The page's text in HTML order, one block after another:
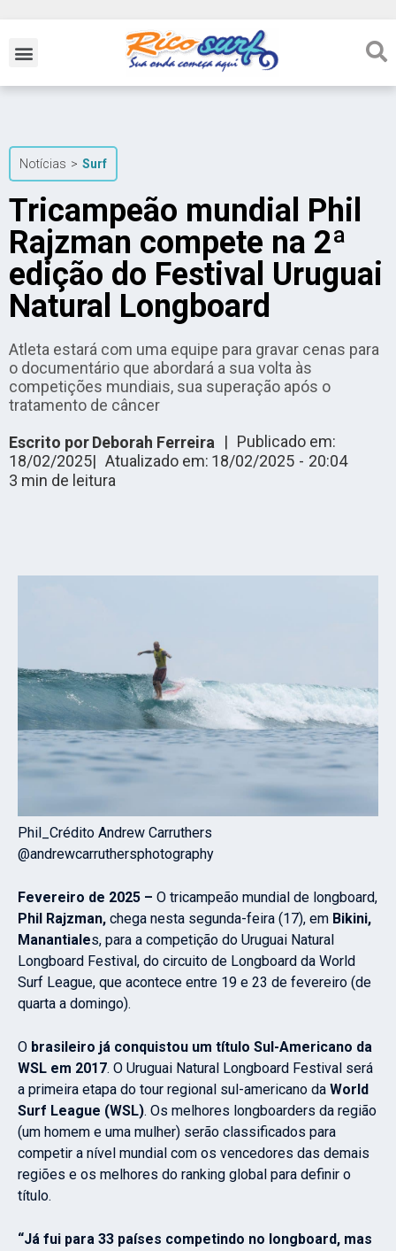
Notícias > Surf
Tricampeão mundial Phil
Rajzman compete na 2ª
edição do Festival Uruguai
Natural Longboard
Atleta estará com uma equipe para gravar cenas para
o documentário que abordará a sua volta às
competições mundiais, sua superação após o
tratamento de câncer
Escrito porDeborah Ferreira | Publicado em:
18/02/2025| Atualizado em: 18/02/2025 - 20:04
3 min de leitura
Phil_Crédito Andrew Carruthers
@andrewcarruthersphotography
Fevereiro de 2025 – O tricampeão mundial de longboard,
Phil Rajzman, chega nesta segunda-feira (17), em Bikini,
Manantiales, para a competição do Uruguai Natural
Longboard Festival, do circuito de Longboard da World
Surf League, que acontece entre 19 e 23 de fevereiro (de
quarta a domingo).
O brasileiro já conquistou um título Sul-Americano da
WSL em 2017. O Uruguai Natural Longboard Festival será
a primeira etapa do tour regional sul-americano da World
Surf League (WSL). Os melhores longboarders da região
(um homem e uma mulher) serão classificados para
competir a nível mundial com os vencedores das demais
regiões e os melhores do ranking global para definir o
título.
“Já fui para 33 países competindo no longboard, mas